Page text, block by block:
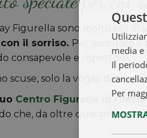
Figurella sono molto più di
il sorriso. Per ascoltare il
consapevole e rispettoso.
scuse, solo la voglia di esserci.
Centro Figurella di
che, da oltre quarant’anni,
media
Il
Per